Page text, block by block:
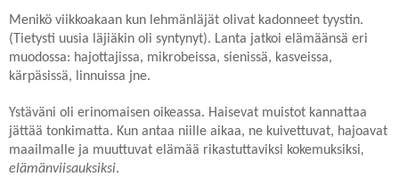
Menikö viikkoakaan kun lehmänläjät olivat kadonneet tyystin.
(Tietysti uusia läjiäkin oli syntynyt). Lanta jatkoi elämäänsä eri
muodossa: hajottajissa, mikrobeissa, sienissä, kasveissa,
kärpäsissä, linnuissa jne.
Ystäväni oli erinomaisen oikeassa. Haisevat muistot kannattaa
jättää tonkimatta. Kun antaa niille aikaa, ne kuivettuvat, hajoavat
maailmalle ja muuttuvat elämää rikastuttaviksi kokemuksiksi,
elämänviisauksiksi.